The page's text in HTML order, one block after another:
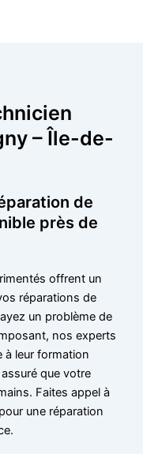
– Île-de-
de
près de
offrent un
réparations de
un problème de
nos experts
à leur formation
que votre
Faites appel à
une réparation